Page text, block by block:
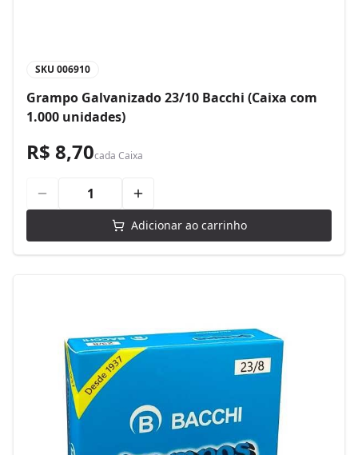
SKU 006910
Grampo Galvanizado 23/10 Bacchi (Caixa com
1.000 unidades)
R$ 8,70cada Caixa
Adicionar ao carrinho